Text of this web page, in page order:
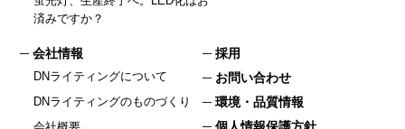
済みですか？
会社情報
DNライティングについて
DNライティングのものづくり
採用
お問い合わせ
環境・品質情報